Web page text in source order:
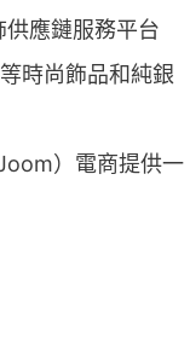
應鏈服務平台
時尚飾品和純銀
）電商提供一